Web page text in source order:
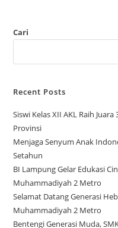
Cari
Recent Posts
Siswi Kelas XII AKL Raih
Provinsi
Menjaga Senyum Anak
Setahun
BI Lampung Gelar Edukasi
Muhammadiyah 2 Metro
Selamat Datang Generasi
Muhammadiyah 2 Metro
Bentengi Generasi Muda,